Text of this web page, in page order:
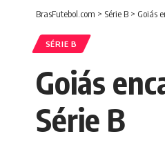
BrasFutebol.com > Série B > Goiás
SÉRIE B
Goiás
Série B